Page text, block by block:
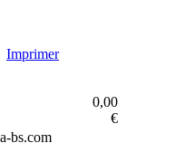
Imprimer
0,00
€
bs.com